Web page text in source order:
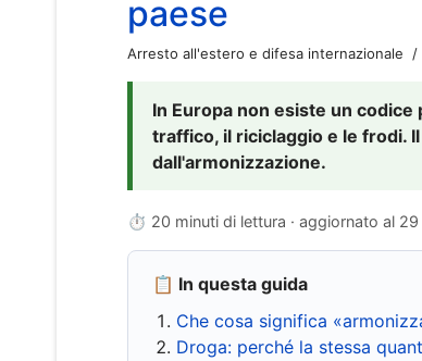
paese
Arresto all'estero e difesa internazionale
In Europa non esiste un
traffico, il riciclaggio e le frodi.
dall'armonizzazione.
⏱ 20 minuti di lettura · aggiornato al 29
📋 In questa guida
Che cosa significa
Droga: perché la stessa